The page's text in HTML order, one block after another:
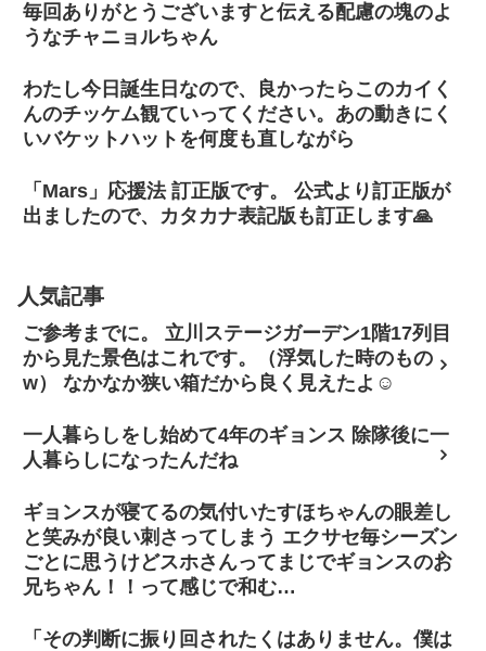
毎回ありがとうございますと伝える配慮の塊のよ
うなチャニョルちゃん
わたし今日誕生日なので、良かったらこのカイく
んのチッケム観ていってください。あの動きにく
いバケットハットを何度も直しながら
「Mars」応援法 訂正版です。 公式より訂正版が
出ましたので、カタカナ表記版も訂正します🙏
人気記事
ご参考までに。 立川ステージガーデン1階17列目
から見た景色はこれです。（浮気した時のもの
w） なかなか狭い箱だから良く見えたよ☺
一人暮らしをし始めて4年のギョンス 除隊後に一
人暮らしになったんだね
ギョンスが寝てるの気付いたすほちゃんの眼差し
と笑みが良い刺さってしまう エクサセ毎シーズン
ごとに思うけどスホさんってまじでギョンスのお
兄ちゃん！！って感じで和む…
「その判断に振り回されたくはありません。僕は